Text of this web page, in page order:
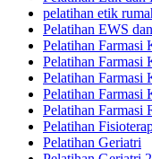
pelatihan etik
Pelatihan EWS
Pelatihan Farmasi
Pelatihan Farmasi
Pelatihan Farmasi
Pelatihan Farmasi
Pelatihan Farmasi
Pelatihan
Pelatihan Geriatri